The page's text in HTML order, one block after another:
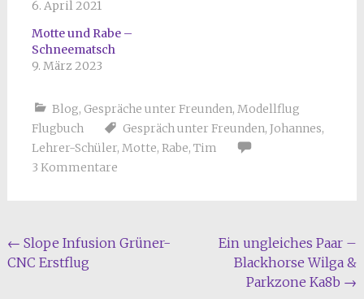
6. April 2021
Motte und Rabe –
Schneematsch
9. März 2023
Blog, Gespräche unter Freunden, Modellflug
Flugbuch
Gespräch unter Freunden, Johannes,
Lehrer-Schüler, Motte, Rabe, Tim
3 Kommentare
Beitragsnavigation
← Slope Infusion Grüner-
CNC Erstflug
Ein ungleiches Paar –
Blackhorse Wilga &
Parkzone Ka8b →